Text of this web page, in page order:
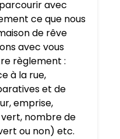
avec
ce que nous
de rêve
avec vous
règlement :
à la rue,
et de
emprise,
nombre de
ou non) etc.